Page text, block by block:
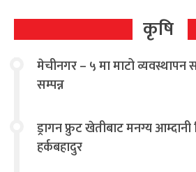
कृषि
मेचीनगर – ५ मा माटो व्यवस्थापन
सम्पन्न
ड्रागन फ्रुट खेतीबाट मनग्य
हर्कबहादुर